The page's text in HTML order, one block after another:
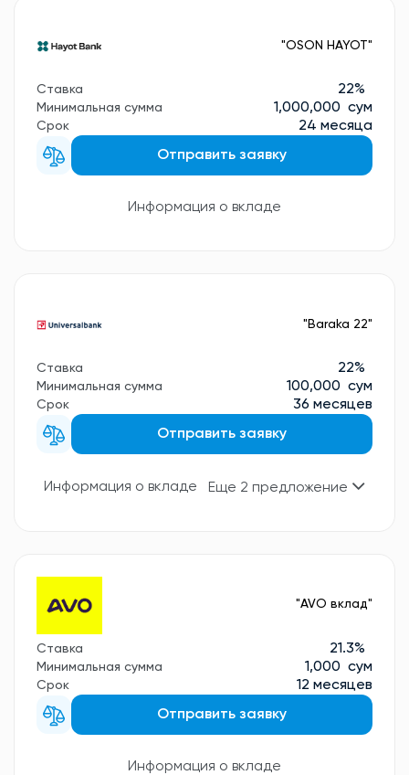
"OSON HAYOT"
Ставка 22%
Минимальная сумма 1,000,000 сум
Срок
24 месяца
Отправить заявку
Информация о вкладе
"Baraka 22"
Ставка 22%
Минимальная сумма 100,000 сум
Срок
36 месяцев
Отправить заявку
Информация о вкладе Еще 2 предложение
"AVO вклад"
Ставка 21.3%
Минимальная сумма 1,000 сум
Срок
12 месяцев
Отправить заявку
Информация о вкладе